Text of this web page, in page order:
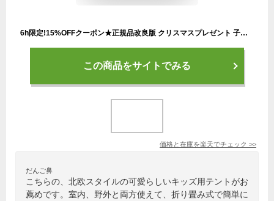
6h限定!15%OFFクーポン★正規品改良版 クリスマスプレゼント 子供 おもちゃテント 折り畳み式 子供部屋 キャンプ キッズテント 屋外室内 庭遊具 知育玩具 秘密基地 ままごと プレイハウス 簡易テント 北欧 女子男子 誕生日出産祝 インテリア テレワーク ギフト
この商品をサイトでみる
価格と在庫を楽天でチェック >>
だんご鼻
こちらの、北欧スタイルの可愛らしいキッズ用テントがお
薦めです。室内、野外と両方使えて、折り畳み式で簡単に